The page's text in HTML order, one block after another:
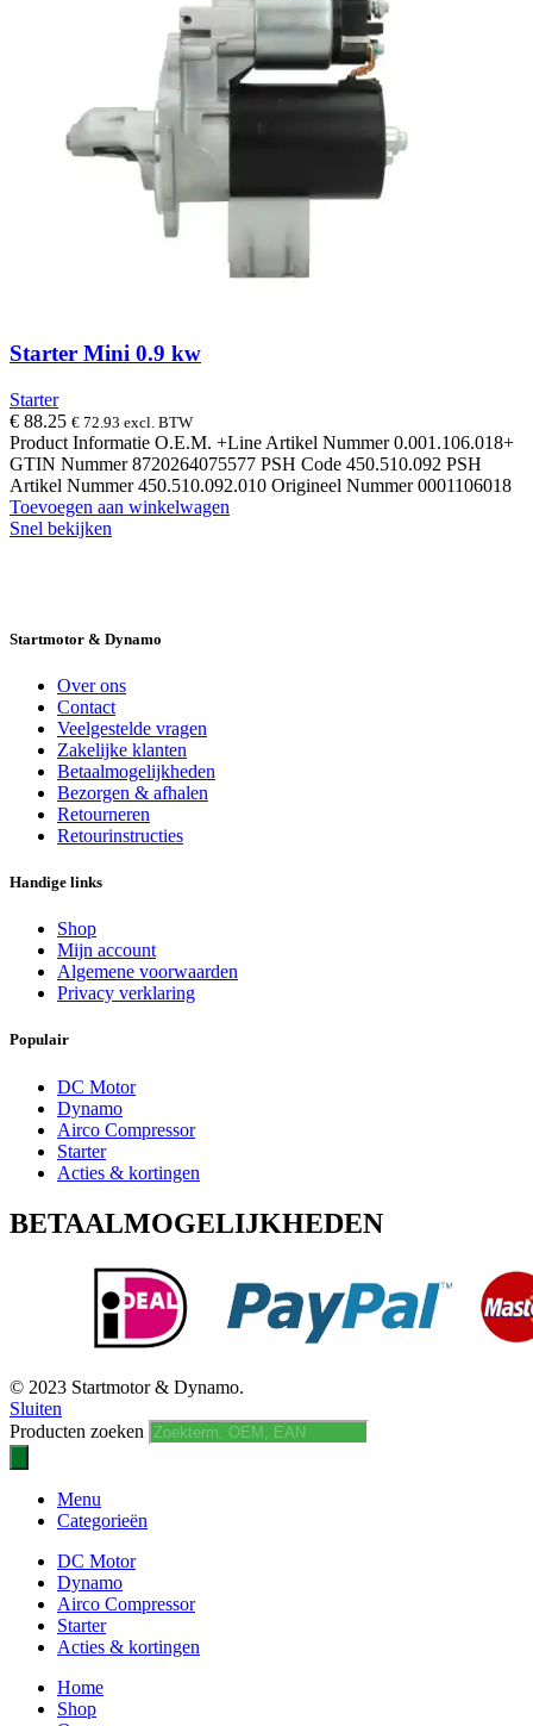
Starter Mini 0.9 kw
Starter
€ 88.25 € 72.93 excl. BTW
Product Informatie O.E.M. +Line Artikel Nummer 0.001.106.018+
GTIN Nummer 8720264075577 PSH Code 450.510.092 PSH
Artikel Nummer 450.510.092.010 Origineel Nummer 0001106018
Toevoegen aan winkelwagen
Snel bekijken
Startmotor & Dynamo
Over ons
Contact
Veelgestelde vragen
Zakelijke klanten
Betaalmogelijkheden
Bezorgen & afhalen
Retourneren
Retourinstructies
Handige links
Shop
Mijn account
Algemene voorwaarden
Privacy verklaring
Populair
DC Motor
Dynamo
Airco Compressor
Starter
Acties & kortingen
BETAALMOGELIJKHEDEN
© 2023 Startmotor & Dynamo.
Sluiten
Producten zoeken
Menu
Categorieën
DC Motor
Dynamo
Airco Compressor
Starter
Acties & kortingen
Home
Shop